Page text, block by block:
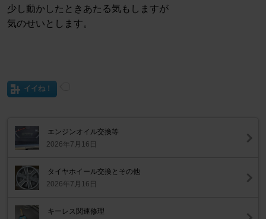
少し動かしたときあたる気もしますが
気のせいとします。
イイね！
エンジンオイル交換等
2026年7月16日
タイヤホイール交換とその他
2026年7月16日
キーレス関連修理